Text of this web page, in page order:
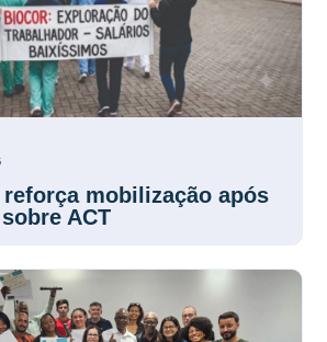
reforça mobilização após
ACT